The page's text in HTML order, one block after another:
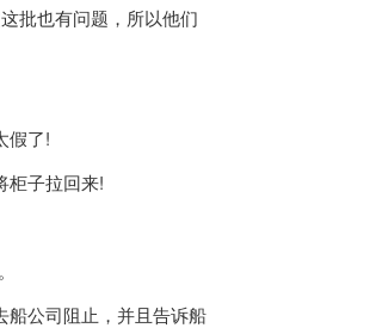
批也有问题，所以他们
假了!
子拉回来!
公司阻止，并且告诉船